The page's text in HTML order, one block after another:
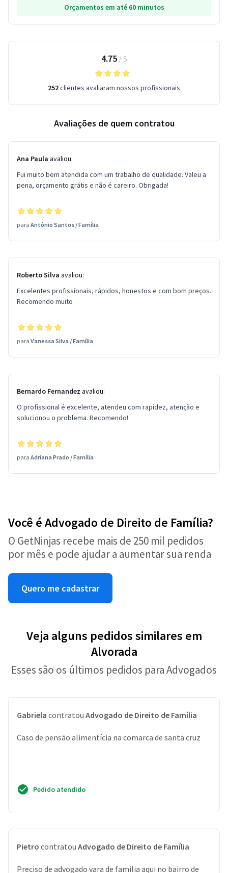
Orçamentos em até 60 minutos
4.75/ 5
252clientes avaliaram nossos profissionais
Avaliações de quem contratou
Ana Paula avaliou:
Fui muito bem atendida com um trabalho de qualidade. Valeu a
pena, orçamento grátis e não é careiro. Obrigada!
para Antônio Santos /Família
Roberto Silva avaliou:
Excelentes profissionais, rápidos, honestos e com bom preços.
Recomendo muito
para Vanessa Silva /Família
Bernardo Fernandez avaliou:
O profissional é excelente, atendeu com rapidez, atenção e
solucionou o problema. Recomendo!
para Adriana Prado /Família
Você é Advogado de Direito de Família?
O GetNinjas recebe mais de 250 mil pedidos
por mês e pode ajudar a aumentar sua renda
Quero me cadastrar
Veja alguns pedidos similares em
Alvorada
Esses são os últimos pedidos para Advogados
Gabriela contratou Advogado de Direito de Família
Caso de pensão alimentícia na comarca de santa cruz
Pedido atendido
Pietro contratou Advogado de Direito de Família
Preciso de advogado vara de familia aqui no bairro de